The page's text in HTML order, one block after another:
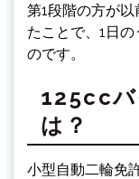
第1段階の方が
たことで、1日
のです。
125ccバ
は？
小型自動二輪免